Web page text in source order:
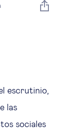
escrutinio,
las
sociales